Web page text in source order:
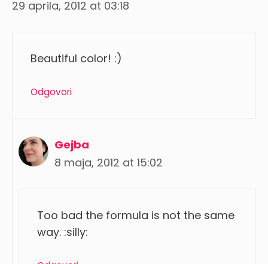
29 aprila, 2012 at 03:18
Beautiful color! :)
Odgovori
Gejba
8 maja, 2012 at 15:02
Too bad the formula is not the same
way. :silly: